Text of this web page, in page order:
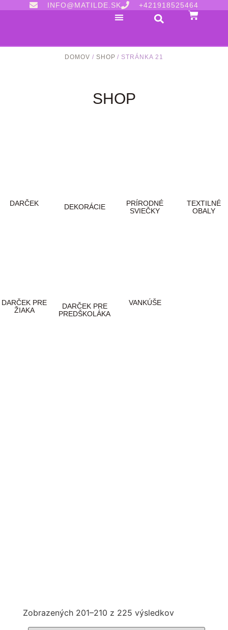
INFO@MATILDE.SK +421918525464
DOMOV / SHOP / STRÁNKA 21
SHOP
DARČEK DEKORÁCIE
PRÍRODNÉ
SVIEČKY
TEXTILNÉ
OBALY
DARČEK PRE
ŽIAKA
DARČEK PRE
PREDŠKOLÁKA
VANKÚŠE
Zobrazených 201–210 z 225 výsledkov